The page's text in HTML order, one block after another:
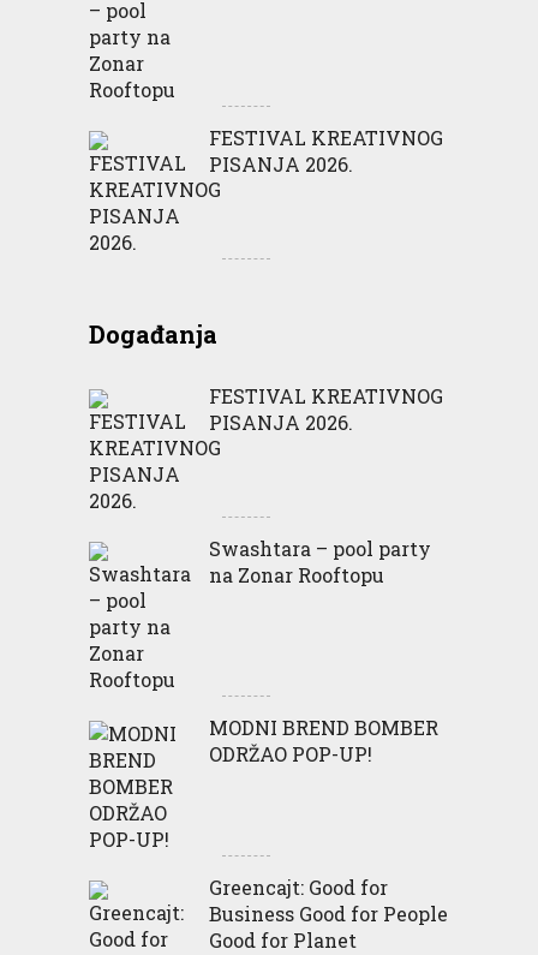
FESTIVAL KREATIVNOG
PISANJA 2026.
Događanja
FESTIVAL KREATIVNOG
PISANJA 2026.
Swashtara – pool party
na Zonar Rooftopu
MODNI BREND BOMBER
ODRŽAO POP-UP!
Greencajt: Good for
Business Good for People
Good for Planet